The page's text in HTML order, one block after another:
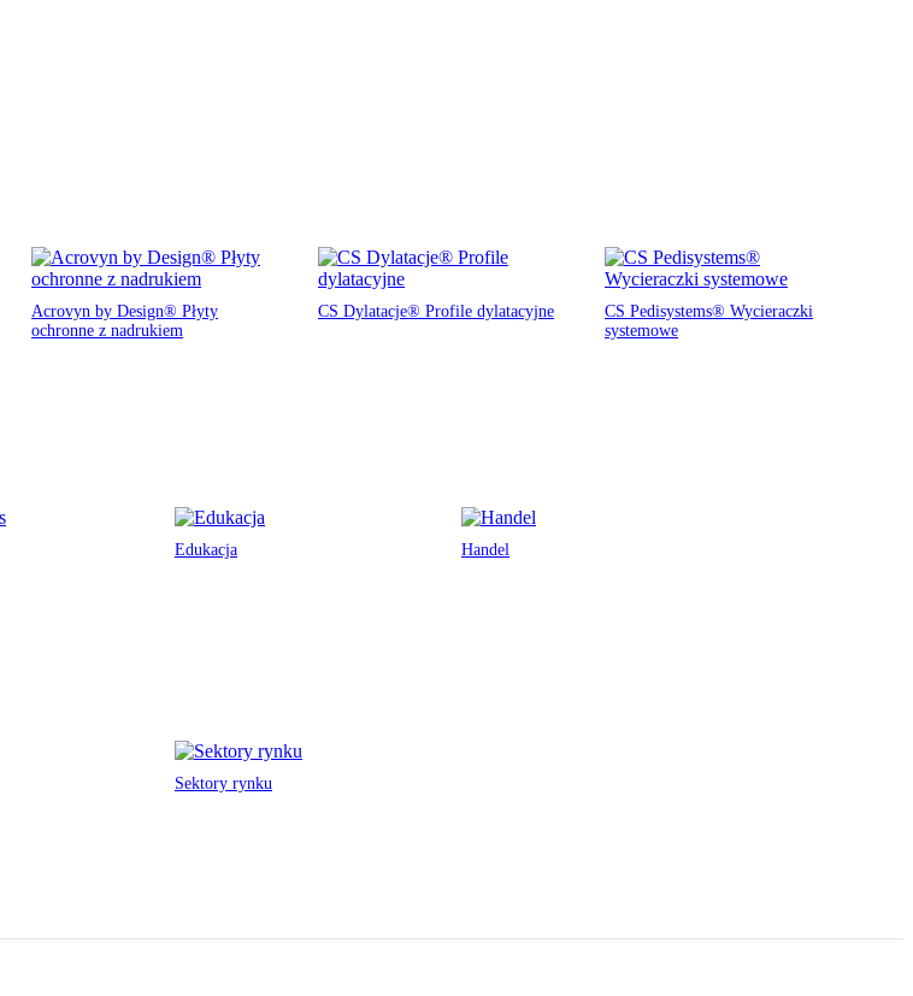
Acrovyn by Design® Płyty
ochronne z nadrukiem
CS Dylatacje® Profile dylatacyjne
CS Pedisystems® Wycieraczki
systemowe
Edukacja Handel
Sektory rynku